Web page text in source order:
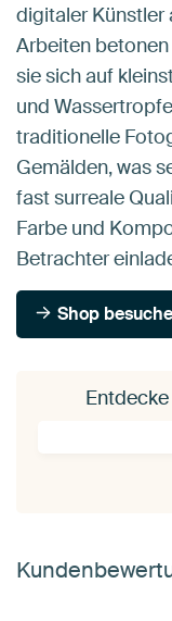
digitaler Künstler
Arbeiten
sie sich auf
und
traditionelle
Gemälden, was
fast surreale
Farbe und
Betrachter
Shop